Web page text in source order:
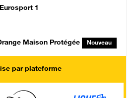
Eurosport 1
Maison Protégée Nouveau
par plateforme